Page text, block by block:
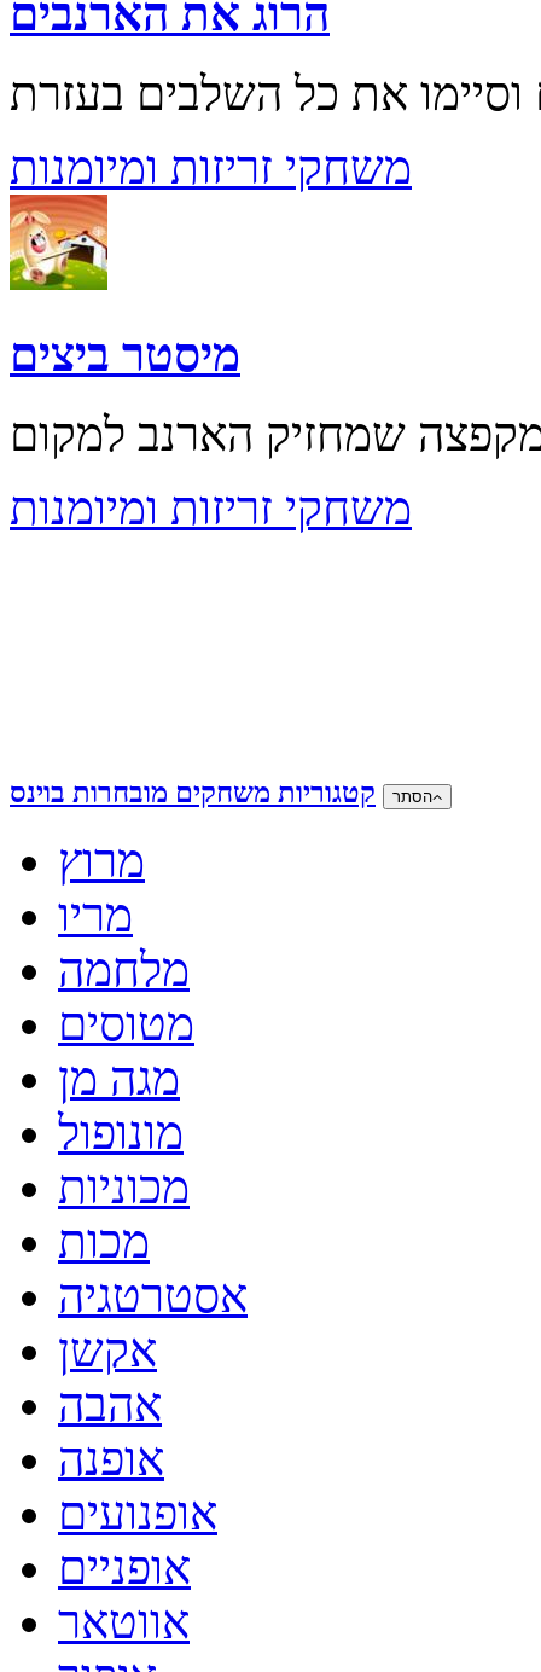
הרוג את הארנבים
משחקי זריזות ומיומנות
מיסטר ביצים
משחקי זריזות ומיומנות
קטגוריות משחקים מובחרות בוינס הסתר
מרוץ
מריו
מלחמה
מטוסים
מגה מן
מונופול
מכוניות
מכות
אסטרטגיה
אקשן
אהבה
אופנה
אופנועים
אופניים
אווטאר